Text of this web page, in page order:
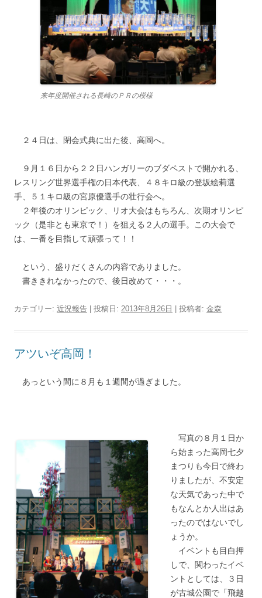
来年度開催される長崎のＰＲの模様
２４日は、閉会式典に出た後、高岡へ。
９月１６日から２２日ハンガリーのブダペストで開かれる、
レスリング世界選手権の日本代表、４８キロ級の登坂絵莉選
手、５１キロ級の宮原優選手の壮行会へ。
２年後のオリンピック、リオ大会はもちろん、次期オリンピ
ック（是非とも東京で！）を狙える２人の選手。この大会で
は、一番を目指して頑張って！！
という、盛りだくさんの内容でありました。
書ききれなかったので、後日改めて・・・。
カテゴリー: 近況報告 | 投稿日: 2013年8月26日 投稿者: 金森
アツいぞ高岡！
あっという間に８月も１週間が過ぎました。
写真の８月１日か
ら始まった高岡七夕
まつりも今日で終わ
りましたが、不安定
な天気であった中で
もなんとか人出はあ
ったのではないでし
ょうか。
イベントも目白押
しで、関わったイベ
ントとしては、３日
が古城公園で「飛越